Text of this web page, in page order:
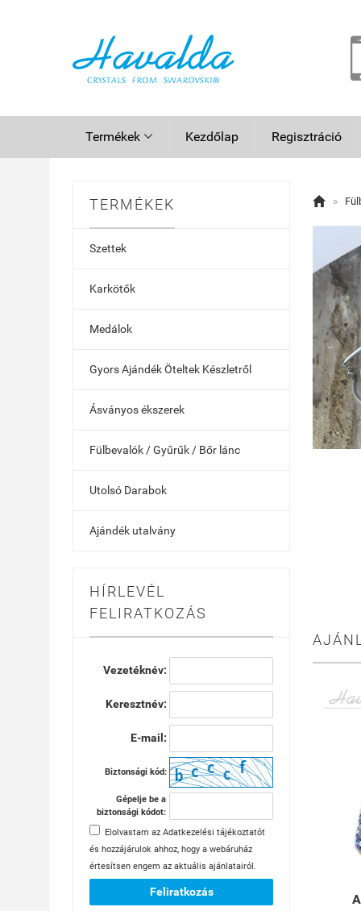
Termékek  Kezdőlap Regisztráció
TERMÉKEK
Szettek
Karkötők
Medálok
Gyors Ajándék Öteltek Készletről
Ásványos ékszerek
Fülbevalók / Gyűrűk / Bőr lánc
Utolsó Darabok
Ajándék utalvány
HÍRLEVÉL
FELIRATKOZÁS
Vezetéknév:
Keresztnév:
E-mail:
Biztonsági kód:
Gépelje be a
biztonsági kódot:
Elolvastam az Adatkezelési tájékoztatót
és hozzájárulok ahhoz, hogy a webáruház
értesítsen engem az aktuális ajánlatairól.
Feliratkozás
 »